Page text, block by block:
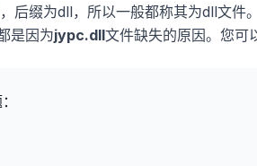
后缀为dll，所以一般都称其为dll文件
是因为jypc.dll文件缺失的原因。您可